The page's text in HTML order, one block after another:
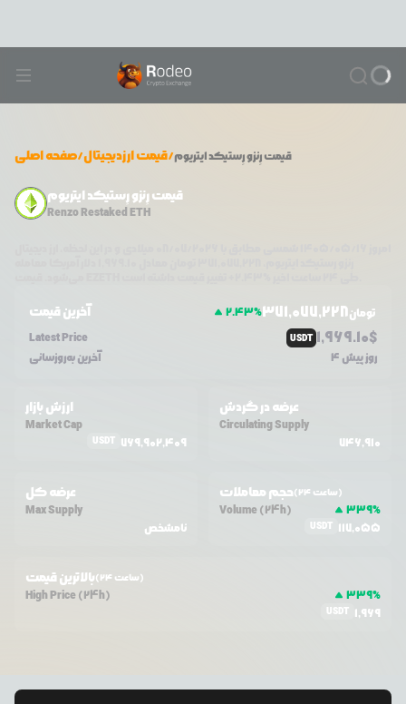
صفحه اصلی/قیمت ارزدیجیتال/ قیمترِنزو رِستیکد ایتریوم
قیمت رِنزو رِستیکد ایتریوم
Renzo Restaked ETH
آخرین قیمت 2.43%371,077,228تومان
Latest Price
USDT 1,969.10$
آخرین به‌روزسانی 4 روز پیش
ارزش بازار
Market Cap
USDT 769,902,409
عرضه در گردش
Circulating Supply
746,910
عرضه کل
Max Supply
نامشخص
حجم معاملات (24 ساعت)
Volume (24h) 339%
USDT 117,055
بالاترین قیمت (24 ساعت)
High Price (24h) 339%
USDT 1,969